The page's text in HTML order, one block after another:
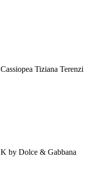
Cassiopea Tiziana Terenzi
K by Dolce & Gabbana